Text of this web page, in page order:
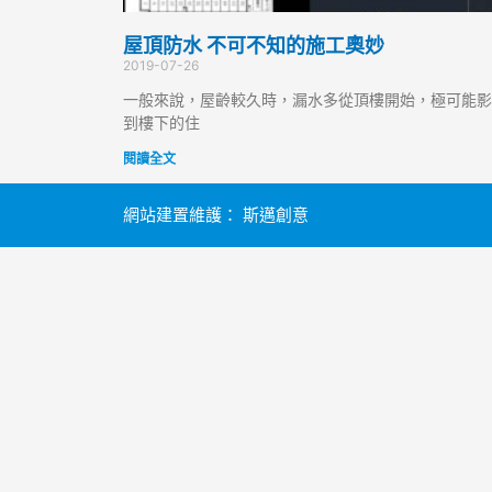
屋頂防水 不可不知的施工奧妙
2019-07-26
一般來說，屋齡較久時，漏水多從頂樓開始，極可能
到樓下的住
閱讀全文
網站建置維護： 斯邁創意